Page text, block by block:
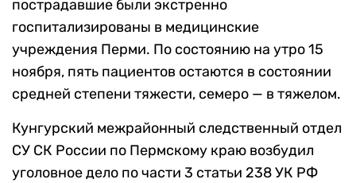
пострадавшие были экстренно
госпитализированы в медицинские
учреждения Перми. По состоянию на утро 15
ноября, пять пациентов остаются в состоянии
средней степени тяжести, семеро — в тяжелом.
Кунгурский межрайонный следственный отдел
СУ СК России по Пермскому краю возбудил
уголовное дело по части 3 статьи 238 УК РФ